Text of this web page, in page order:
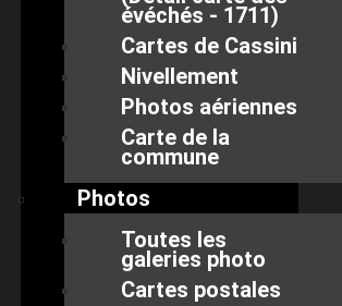
évéchés - 1711)
Cartes de Cassini
Nivellement
Photos aériennes
Carte de la
commune
Photos
Toutes les
galeries photo
Cartes postales